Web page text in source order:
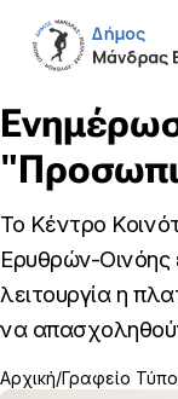
Το Κέντρο
Ερυθρών-Οινόης
λειτουργία η
να
Αρχική Γραφείο